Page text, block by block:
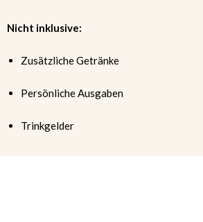
Nicht inklusive:
Zusätzliche Getränke
Persönliche Ausgaben
Trinkgelder